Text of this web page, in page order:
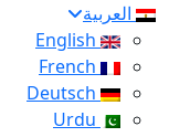
العربية